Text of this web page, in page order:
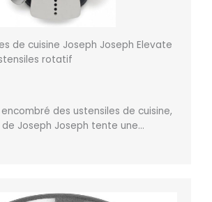
de cuisine Joseph Joseph Elevate
rotatif
encombré des ustensiles de cuisine,
Joseph Joseph tente une…